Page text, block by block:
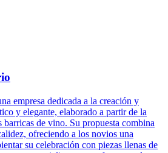
empresa dedicada a la creación y
y elegante, elaborado a partir de la
barricas de vino. Su propuesta combina
ofreciendo a los novios una
su celebración con piezas llenas de